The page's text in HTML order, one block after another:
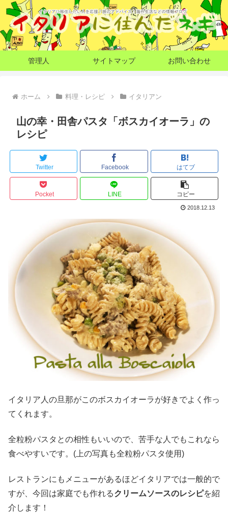
管理人 サイトマップ お問い合わせ
ホーム 料理・レシピ イタリアン
山の幸・田舎パスタ「ボスカイオーラ」の
レシピ
Twitter Facebook はてブ
Pocket LINE コピー
2018.12.13
イタリア人の旦那がこのボスカイオーラが好きでよく作っ
てくれます。
全粒粉パスタとの相性もいいので、苦手な人でもこれなら
食べやすいです。(上の写真も全粒粉パスタ使用)
レストランにもメニューがあるほどイタリアでは一般的で
すが、今回は家庭でも作れるクリームソースのレシピを紹
介します！